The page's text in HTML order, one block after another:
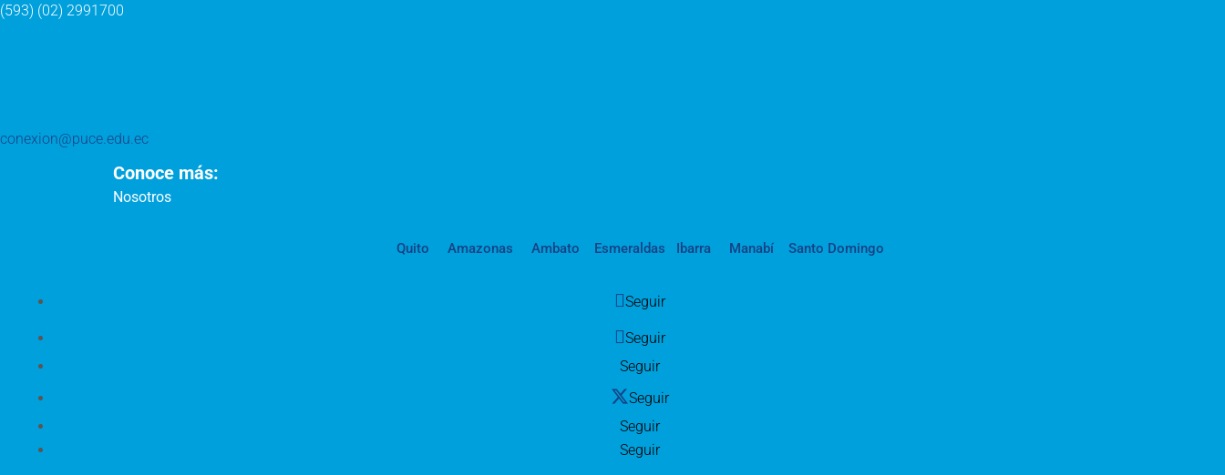
(593) (02) 2991700
conexion@puce.edu.ec
Conoce más:
Nosotros
Quito Amazonas Ambato Esmeraldas Ibarra Manabí Santo Domingo
Seguir
Seguir
Seguir
Seguir
Seguir
Seguir